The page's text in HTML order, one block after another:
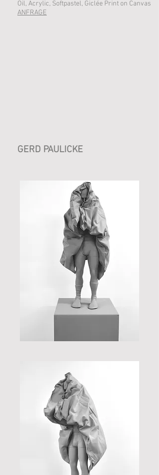
Oil, Acrylic, Softpastel, Giclée Print on Canvas
ANFRAGE
GERD PAULICKE